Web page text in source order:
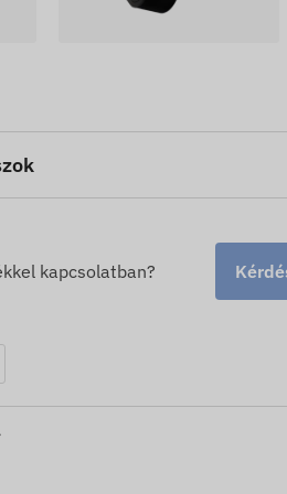
kapcsolatban?